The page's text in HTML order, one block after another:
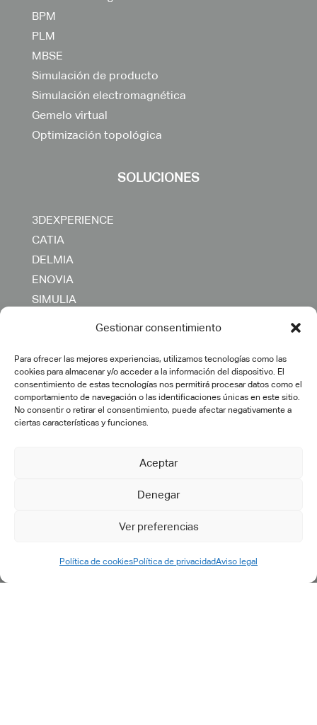
Gestionar consentimiento
Para ofrecer las mejores experiencias, utilizamos tecnologías como las
cookies para almacenar y/o acceder a la información del dispositivo. El
consentimiento de estas tecnologías nos permitirá procesar datos como el
comportamiento de navegación o las identificaciones únicas en este sitio.
No consentir o retirar el consentimiento, puede afectar negativamente a
ciertas características y funciones.
Aceptar
Denegar
Ver preferencias
Política de cookiesPolítica de privacidadAviso legal
BPM
PLM
MBSE
Simulación de producto
Simulación electromagnética
Gemelo virtual
Optimización topológica
SOLUCIONES
3DEXPERIENCE
CATIA
DELMIA
ENOVIA
SIMULIA
SERVICIOS
Consultoría
Transformación digital
Desarrollos específicos
Soporte y mantenimiento